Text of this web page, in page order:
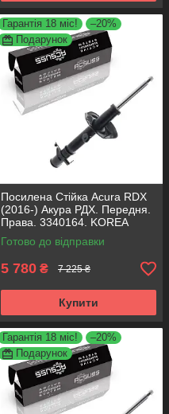
Гарантія 18 міс!
–20%
Подарунок
Посилена Стійка Acura RDX
(2016-) Акура РДХ. Передня.
Права. 3340164. KOREA
Аксусс!
Готово до відправки
5 780 ₴ 7 225 ₴
Купити
Гарантія 18 міс!
–20%
Подарунок